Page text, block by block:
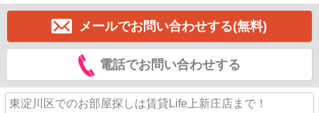
メールでお問い合わせする(無料)
電話でお問い合わせする
東淀川区でのお部屋探しは賃貸Life上新庄店まで！